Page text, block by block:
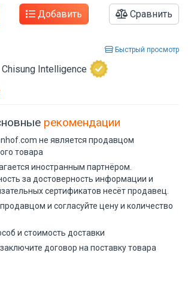
Добавить Сравнить
Быстрый просмотр
Chisung Intelligence
рекомендации
не является продавцом
товара
иностранным партнёром.
за достоверность информации и
сертификатов несёт продавец.
и согласуйте цену и количество
и стоимость доставки
договор на поставку товара